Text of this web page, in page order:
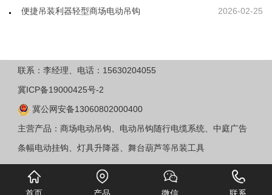
2026-02-25
便捷吊装利器轻型商场电动吊钩
联系：李经理、电话：15630204055
冀ICP备19000425号-2
冀公网安备13060802000400
主营产品：商场电动吊钩、电动吊钩随行电缆系统、中庭广告
条幅电动挂钩、灯具升降器、舞台葫芦等吊装工具